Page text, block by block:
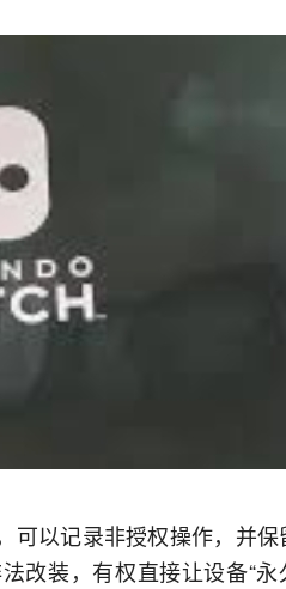
可以记录非授权操作，并保
改装，有权直接让设备“永